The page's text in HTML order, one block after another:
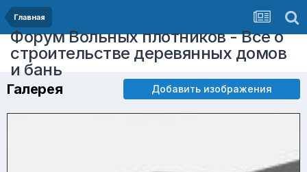
Главная
Форум Вольных плотников - Все о
строительстве деревянных домов
и бань
Галерея Добавить изображения